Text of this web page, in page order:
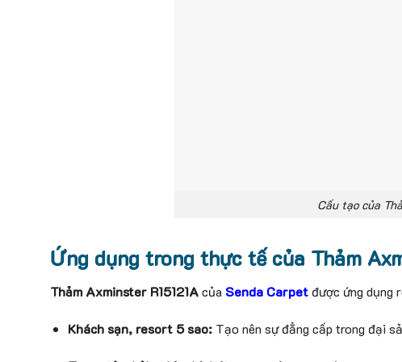
Cấu tạo của
Ứng dụng trong thực tế của Thảm
Thảm Axminster R15121Acủa Senda Carpet được ứng dụng
Khách sạn, resort 5 sao: Tạo nên sự đẳng cấp trong đại